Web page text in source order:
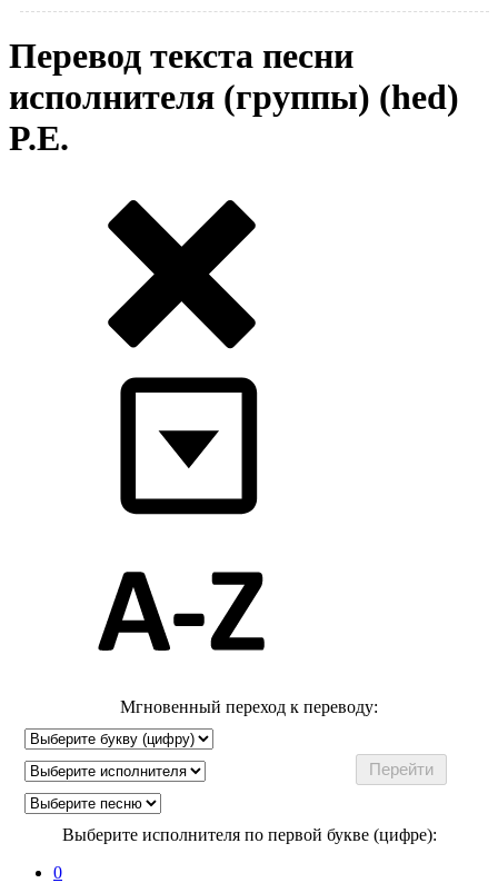
Перевод текста песни
исполнителя (группы) (hed)
P.E.
Мгновенный переход к переводу:
Выберите исполнителя по первой букве (цифре):
0